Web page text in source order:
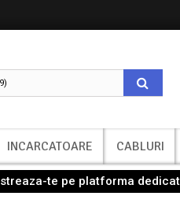
INCARCATOARE CABLURI
te pe platforma